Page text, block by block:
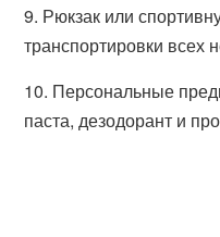
9. Рюкзак или
транспортировки всех
10. Персональные
паста, дезодорант и